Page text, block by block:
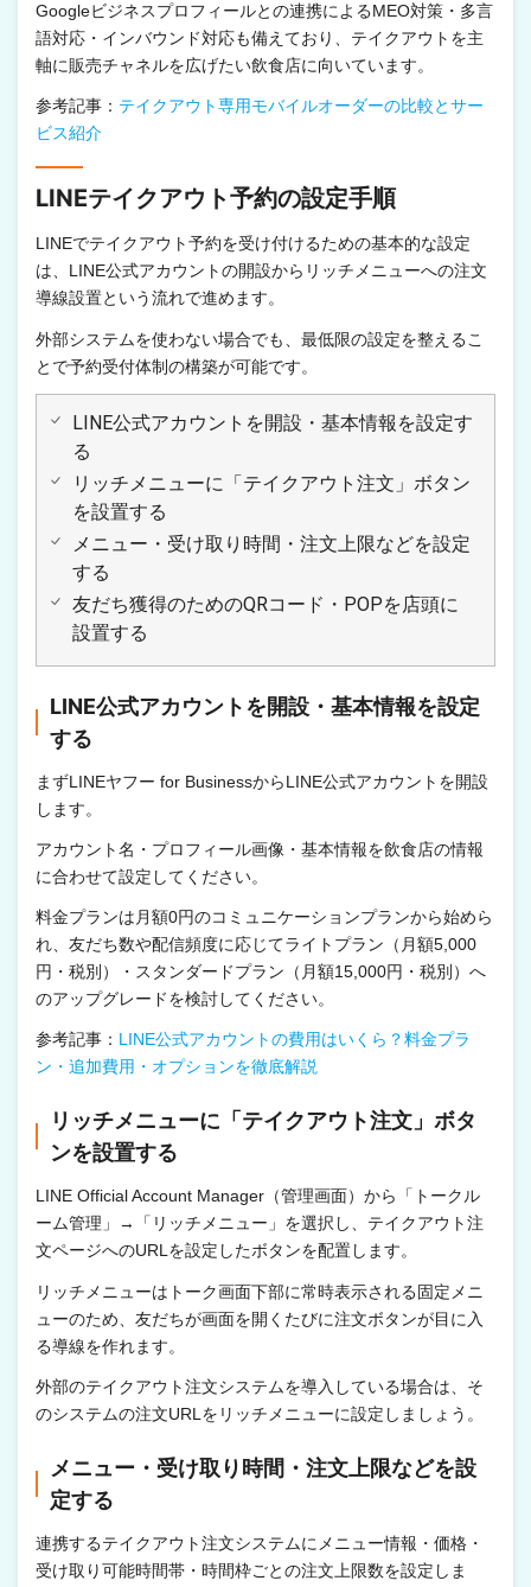
Googleビジネスプロフィールとの連携によるMEO対策・多言
語対応・インバウンド対応も備えており、テイクアウトを主
軸に販売チャネルを広げたい飲食店に向いています。
参考記事： テイクアウト専用モバイルオーダーの比較とサー
ビス紹介
LINEテイクアウト予約の設定手順
LINEでテイクアウト予約を受け付けるための基本的な設定
は、LINE公式アカウントの開設からリッチメニューへの注文
導線設置という流れで進めます。
外部システムを使わない場合でも、最低限の設定を整えるこ
とで予約受付体制の構築が可能です。
LINE公式アカウントを開設・基本情報を設定す
る
リッチメニューに「テイクアウト注文」ボタン
を設置する
メニュー・受け取り時間・注文上限などを設定
する
友だち獲得のためのQRコード・POPを店頭に
設置する
LINE公式アカウントを開設・基本情報を設定
する
まずLINEヤフー for BusinessからLINE公式アカウントを開設
します。
アカウント名・プロフィール画像・基本情報を飲食店の情報
に合わせて設定してください。
料金プランは月額0円のコミュニケーションプランから始めら
れ、友だち数や配信頻度に応じてライトプラン（月額5,000
円・税別）・スタンダードプラン（月額15,000円・税別）へ
のアップグレードを検討してください。
参考記事： LINE公式アカウントの費用はいくら？料金プラ
ン・追加費用・オプションを徹底解説
リッチメニューに「テイクアウト注文」ボタ
ンを設置する
LINE Official Account Manager（管理画面）から「トークル
ーム管理」→「リッチメニュー」を選択し、テイクアウト注
文ページへのURLを設定したボタンを配置します。
リッチメニューはトーク画面下部に常時表示される固定メニ
ューのため、友だちが画面を開くたびに注文ボタンが目に入
る導線を作れます。
外部のテイクアウト注文システムを導入している場合は、そ
のシステムの注文URLをリッチメニューに設定しましょう。
メニュー・受け取り時間・注文上限などを設
定する
連携するテイクアウト注文システムにメニュー情報・価格・
受け取り可能時間帯・時間枠ごとの注文上限数を設定しま